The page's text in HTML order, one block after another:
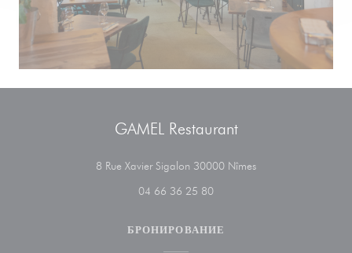
GAMEL Restaurant
8 Rue Xavier Sigalon 30000 Nîmes((открывается в
04 66 36 25 80
БРОНИРОВАНИЕ